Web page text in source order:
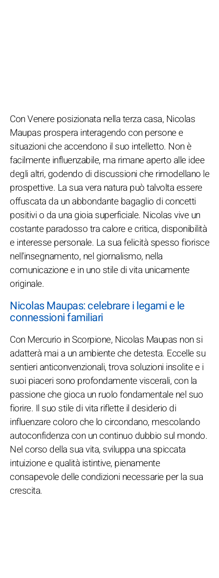
Con Venere posizionata nella terza casa, Nicolas
Maupas prospera interagendo con persone e
situazioni che accendono il suo intelletto. Non è
facilmente influenzabile, ma rimane aperto alle idee
degli altri, godendo di discussioni che rimodellano le
prospettive. La sua vera natura può talvolta essere
offuscata da un abbondante bagaglio di concetti
positivi o da una gioia superficiale. Nicolas vive un
costante paradosso tra calore e critica, disponibilità
e interesse personale. La sua felicità spesso fiorisce
nell'insegnamento, nel giornalismo, nella
comunicazione e in uno stile di vita unicamente
originale.
Nicolas Maupas: celebrare i legami e le
connessioni familiari
Con Mercurio in Scorpione, Nicolas Maupas non si
adatterà mai a un ambiente che detesta. Eccelle su
sentieri anticonvenzionali, trova soluzioni insolite e i
suoi piaceri sono profondamente viscerali, con la
passione che gioca un ruolo fondamentale nel suo
fiorire. Il suo stile di vita riflette il desiderio di
influenzare coloro che lo circondano, mescolando
autoconfidenza con un continuo dubbio sul mondo.
Nel corso della sua vita, sviluppa una spiccata
intuizione e qualità istintive, pienamente
consapevole delle condizioni necessarie per la sua
crescita.